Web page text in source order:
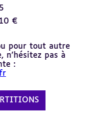
5
10 €
pour tout autre
n’hésitez pas à
: